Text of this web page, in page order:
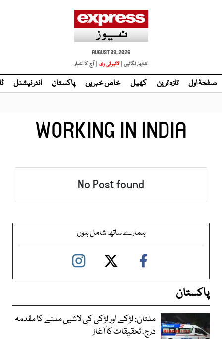
AUGUST 09, 2026
اشتہار لگائیں | لائیو ٹی وی | آج کا اخبار
صفحۂ اول تازہ ترین کھیل خاص خبریں پاکستان انٹر نیشنل
WORKING IN INDIA
No Post found
ہمارے ساتھ شامل ہوں
پاکستان
ملتان: لڑکے اور لڑکی کی لاشیں ملنے کا مقدمہ
درج، تحقیقات کا آغاز